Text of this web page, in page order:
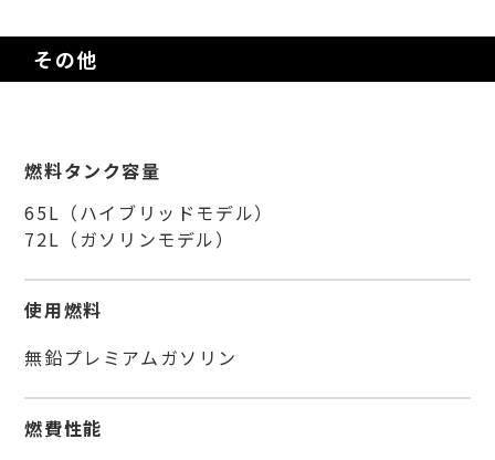
その他
燃料タンク容量
65L（ハイブリッドモデル）
72L（ガソリンモデル）
使用燃料
無鉛プレミアムガソリン
燃費性能